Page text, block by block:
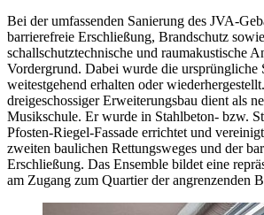
Bei der umfassenden Sanierung des JVA-
barrierefreie Erschließung, Brandschutz sowie
schallschutztechnische und raumakustische
Vordergrund. Dabei wurde die ursprüngliche
weitestgehend erhalten oder
dreigeschossiger Erweiterungsbau dient als
Musikschule. Er wurde in Stahlbeton- bzw.
Pfosten-Riegel-Fassade errichtet und
zweiten baulichen Rettungsweges und der
Erschließung. Das Ensemble bildet eine
am Zugang zum Quartier der angrenzenden